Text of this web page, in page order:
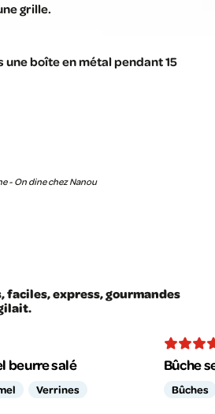
grille.
une boîte en métal pendant 15
- On dine chez Nanou
faciles, express, gourmandes
beurre salé
Verrines
Bûche
Bûches